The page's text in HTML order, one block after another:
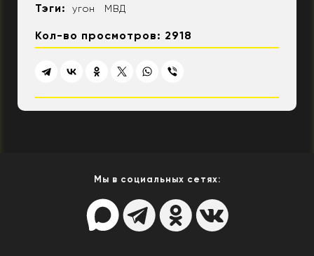
Тэги: угон МВД
Кол-во просмотров: 2918
Мы в социальных сетях: